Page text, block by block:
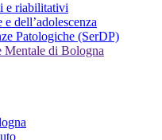
e riabilitativi
dell’adolescenza
Patologiche (SerDP)
Mentale di Bologna